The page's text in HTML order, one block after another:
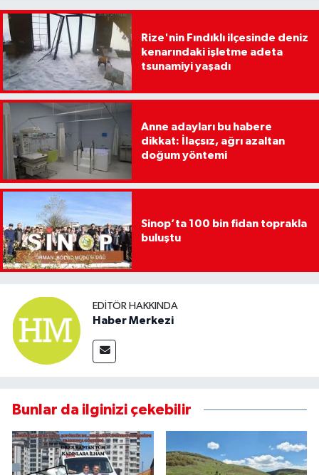
Rize'nin Fındıklı ilçesinde deniz
kenarındaki işletme adeta
tsunamiyi yaşadı
Anne adayları bu habere
dikkat: İlaçsız, ağrı azaltan
doğum yöntemi
Sinop’ta 100 bin fidan toprakla
buluştu
EDITÖR HAKKINDA
Haber Merkezi
Bunlar da ilginizi çekebilir